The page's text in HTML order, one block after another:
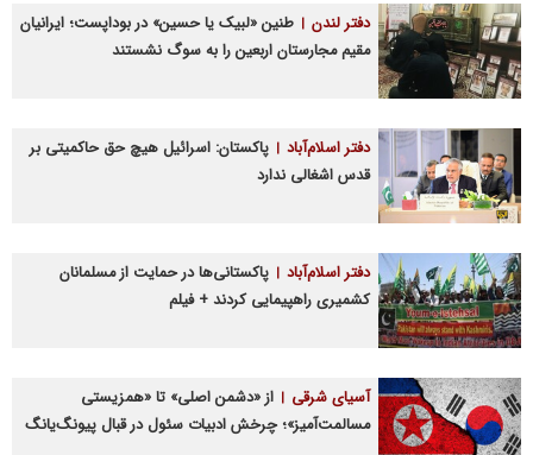
دفتر لندن
طنین «لبیک یا حسین» در بوداپست؛ ایرانیان
مقیم مجارستان اربعین را به سوگ نشستند
دفتر اسلام‌آباد
پاکستان: اسرائیل هیچ حق حاکمیتی بر
قدس اشغالی ندارد
دفتر اسلام‌آباد
پاکستانی‌ها در حمایت از مسلمانان
کشمیری راهپیمایی کردند + فیلم
آسیای شرقی
از «دشمن اصلی» تا «همزیستی
مسالمت‌آمیز»؛ چرخش ادبیات سئول در قبال پیونگ‌یانگ